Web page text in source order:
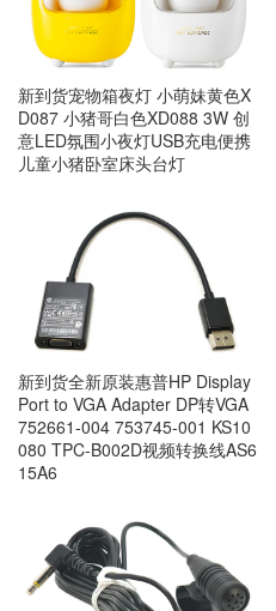
新到货宠物箱夜灯 小萌妹黄色X
D087 小猪哥白色XD088 3W 创
意LED氛围小夜灯USB充电便携
儿童小猪卧室床头台灯
新到货全新原装惠普HP Display
Port to VGA Adapter DP转VGA
752661-004 753745-001 KS10
080 TPC-B002D视频转换线AS6
15A6